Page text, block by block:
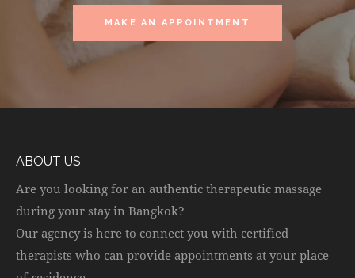
MAKE AN APPOINTMENT
ABOUT US
Are you looking for an authentic therapeutic massage
during your stay in Bangkok?
Our agency is here to connect you with certified
therapists who can provide appointments at your place